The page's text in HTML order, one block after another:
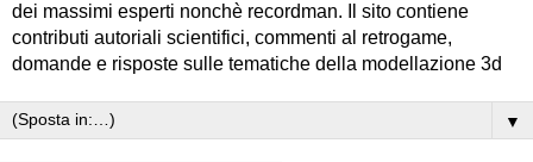
dei massimi esperti nonchè recordman. Il sito contiene
contributi autoriali scientifici, commenti al retrogame,
domande e risposte sulle tematiche della modellazione 3d
▼